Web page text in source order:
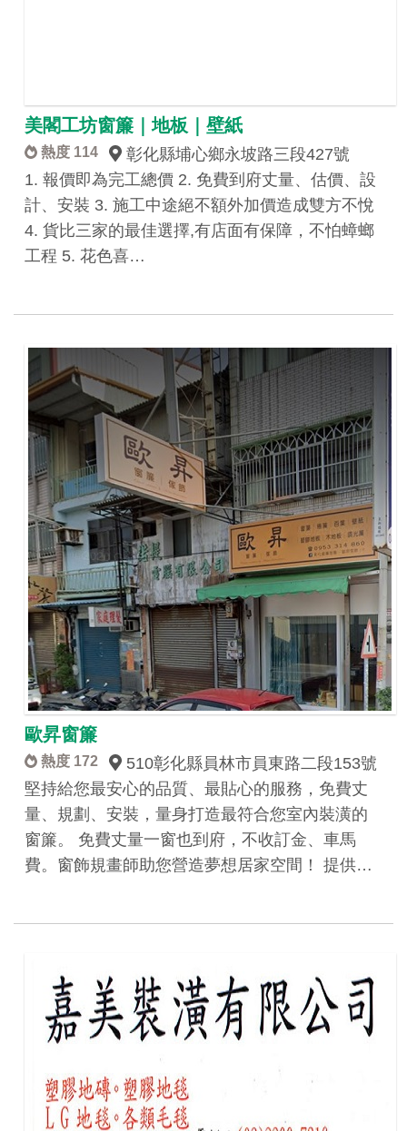
美閣工坊窗簾｜地板｜壁紙
熱度 114
彰化縣埔心鄉永坡路三段427號
1. 報價即為完工總價 2. 免費到府丈量、估價、設
計、安裝 3. 施工中途絕不額外加價造成雙方不悅
4. 貨比三家的最佳選擇,有店面有保障，不怕蟑螂
工程 5. 花色喜…
歐昇窗簾
熱度 172
510彰化縣員林市員東路二段153號
堅持給您最安心的品質、最貼心的服務，免費丈
量、規劃、安裝，量身打造最符合您室內裝潢的
窗簾。 免費丈量一窗也到府，不收訂金、車馬
費。窗飾規畫師助您營造夢想居家空間！ 提供…